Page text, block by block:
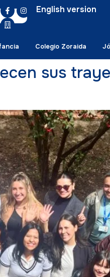
English version
Colegio Zoraida
sus